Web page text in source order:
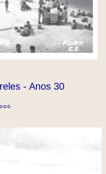
- Anos 30
°°°